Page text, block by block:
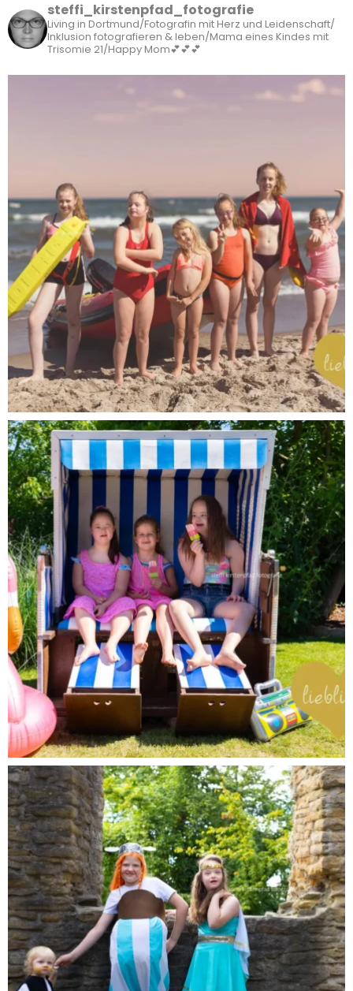
steffi_kirstenpfad_fotografie
Living in Dortmund/Fotografin mit Herz und Leidenschaft/
Inklusion fotografieren & leben/Mama eines Kindes mit
Trisomie 21/Happy Mom💕💕💕